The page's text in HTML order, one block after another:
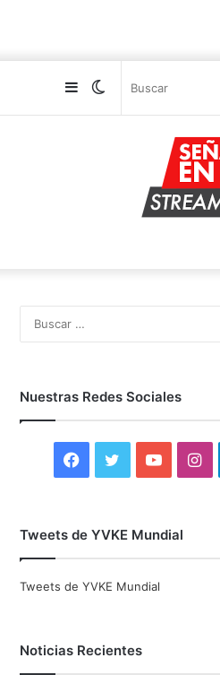
Switch
Sidebar
Nuestras Redes Sociales
F
c
i
Y
u
I
Tweets de YVKE Mundial
Tweets de YVKE Mundial
Noticias Recientes